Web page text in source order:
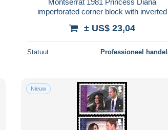
imperforated corner block with inverted
Char..
± US$ 23,04
Statuut Professioneel
Nieuw